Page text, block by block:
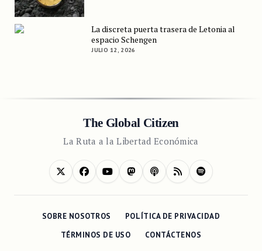
La discreta puerta trasera de Letonia al
espacio Schengen
JULIO 12, 2026
The Global Citizen
La Ruta a la Libertad Económica
SOBRE NOSOTROS
POLÍTICA DE PRIVACIDAD
TÉRMINOS DE USO
CONTÁCTENOS